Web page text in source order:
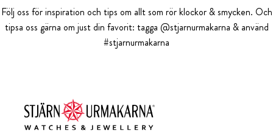
Följ oss för inspiration och tips om allt som rör klockor & smycken. Och
tipsa oss gärna om just din favorit: tagga @stjarnurmakarna & använd
#stjarnurmakarna